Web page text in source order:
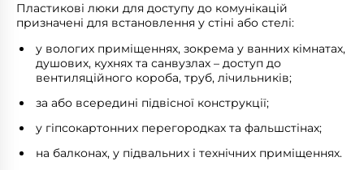
Пластикові люки для доступу до комунікацій
призначені для встановлення у стіні або стелі:
у вологих приміщеннях, зокрема у ванних кімнатах,
душових, кухнях та санвузлах – доступ до
вентиляційного короба, труб, лічильників;
за або всередині підвісної конструкції;
у гіпсокартонних перегородках та фальшстінах;
на балконах, у підвальних і технічних приміщеннях.